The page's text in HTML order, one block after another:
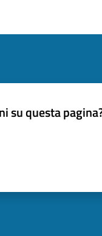
su questa